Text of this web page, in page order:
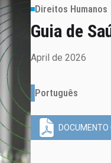
Direitos Humanos
Guia de
April de 2026
Português
DOCUMENTO